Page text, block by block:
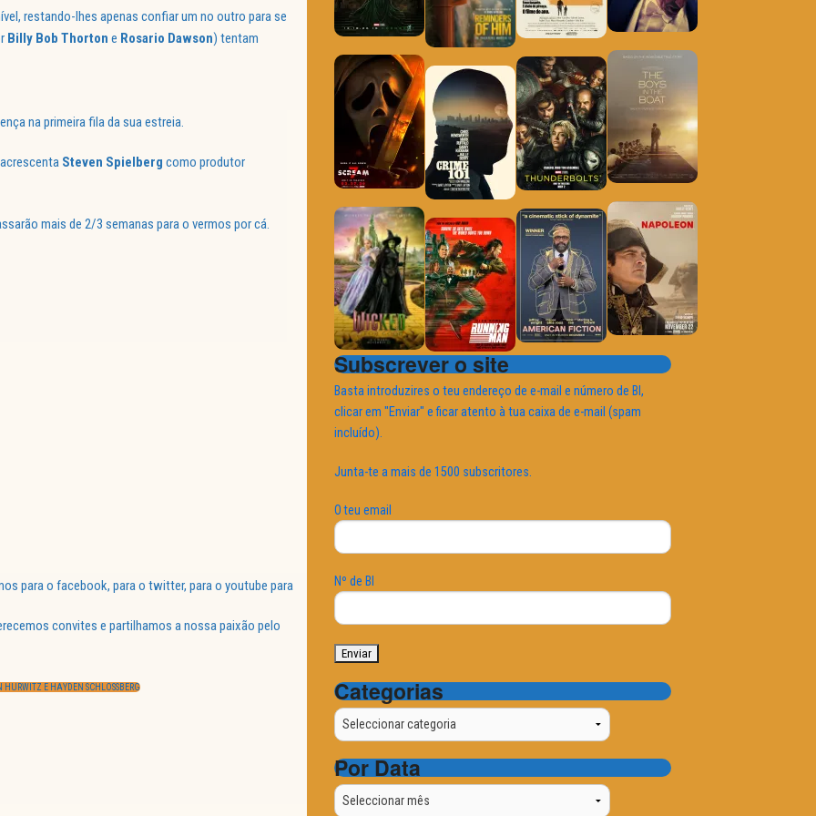
restando-lhes apenas confiar um no outro para se
Billy Bob Thorton e Rosario Dawson) tentam
na primeira fila da sua estreia.
Steven Spielberg como produtor
mais de 2/3 semanas para o vermos por cá.
para o facebook, para o twitter, para o youtube para
convites e partilhamos a nossa paixão pelo
E HAYDEN SCHLOSSBERG
Subscrever o site
Basta introduzires o teu endereço de e-mail e número de BI,
clicar em "Enviar" e ficar atento à tua caixa de e-mail (spam
incluído).
Junta-te a mais de 1500 subscritores.
O teu email
Nº de BI
Categorias
Categorias
Por Data
Por
Data